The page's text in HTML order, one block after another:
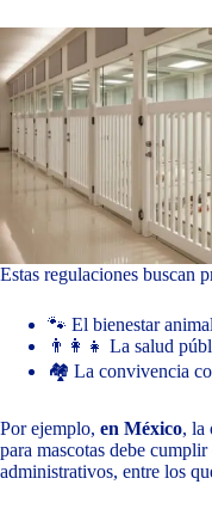
Estas regulaciones buscan
🐾 El bienestar animal
👨‍👩‍👧 La salud
🏘️ La convivencia
Por ejemplo, en México, la
para mascotas debe
administrativos, entre los